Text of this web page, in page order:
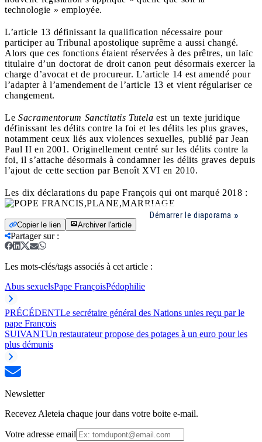
technologie » employée.
L’article 13 définissant la qualification nécessaire pour
participer au Tribunal apostolique suprême a aussi changé.
Alors que ces fonctions étaient réservées à des prêtres, un laïc
titulaire d’un doctorat de droit canon peut désormais exercer la
charge d’avocat et de procureur. L’article 14 est amendé pour
l’adapter à l’amendement de l’article 13 et vient régulariser ce
changement.
Le Sacramentorum Sanctitatis Tutela est un texte juridique
définissant les délits contre la foi et les délits les plus graves,
notamment ceux liés aux violences sexuelles, publié par Jean
Paul II en 2001. Originellement centré sur les délits contre la
foi, il s’attache désormais à condamner les délits graves depuis
l’ajout de cette section par Benoît XVI en 2010.
Les dix déclarations du pape François qui ont marqué 2018 :
Démarrer le diaporama
Copier le lien Archiver l'article
Partager sur:
Les mots-clés/tags associés à cet article :
Abus sexuelsPape FrançoisPédophilie
PRÉCÉDENTLe secrétaire général des Nations unies reçu par le
pape François
SUIVANTUn restaurateur propose des potages à un euro pour les
plus démunis
Newsletter
Recevez Aleteia chaque jour dans votre boite e-mail.
Votre adresse email